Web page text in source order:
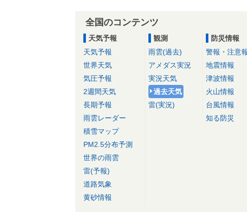
全国のコンテンツ
天気予報
天気予報
世界天気
気圧予報
2週間天気
長期予報
雨雲レーダー
積雪マップ
PM2.5分布予測
世界の雨雲
雷(予報)
道路気象
黄砂情報
観測
雨雲(過去)
アメダス実況
実況天気
過去天気
雷(実況)
防災情報
警報・注意
地震情報
津波情報
火山情報
台風情報
知る防災